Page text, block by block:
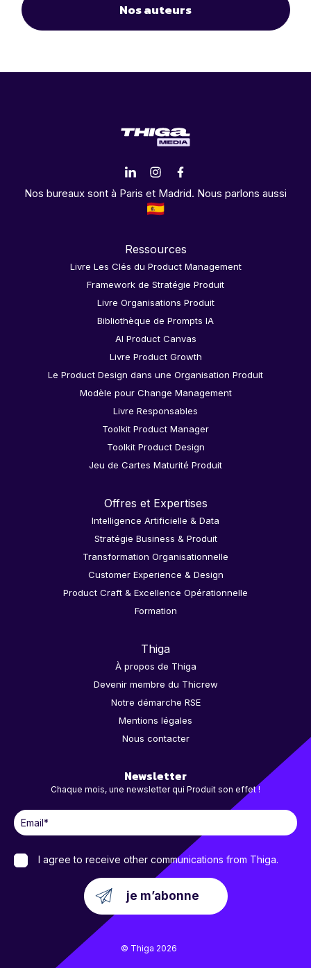
Nos auteurs
Nos bureaux sont à Paris et Madrid. Nous parlons aussi
Ressources
Livre Les Clés du Product Management
Framework de Stratégie Produit
Livre Organisations Produit
Bibliothèque de Prompts IA
AI Product Canvas
Livre Product Growth
Le Product Design dans une Organisation Produit
Modèle pour Change Management
Livre Responsables
Toolkit Product Manager
Toolkit Product Design
Jeu de Cartes Maturité Produit
Offres et Expertises
Intelligence Artificielle & Data
Stratégie Business & Produit
Transformation Organisationnelle
Customer Experience & Design
Product Craft & Excellence Opérationnelle
Formation
Thiga
À propos de Thiga
Devenir membre du Thicrew
Notre démarche RSE
Mentions légales
Nous contacter
Newsletter
Chaque mois, une newsletter qui Produit son effet !
I agree to receive other communications from Thiga.
© Thiga 2026